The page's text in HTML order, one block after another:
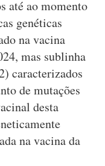
até ao momento
genéticas
na vacina
mas sublinha
caracterizados
de mutações
desta
na vacina da